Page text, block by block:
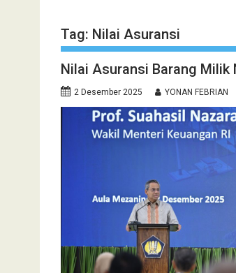
Tag: Nilai Asuransi
Nilai Asuransi Barang Milik
2 Desember 2025 YONAN FEBRIAN